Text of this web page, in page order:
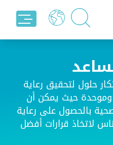
حلول لتحقيق رعاية
حيث يمكن أن
بالحصول على رعاية
لاتخاذ قرارات أفضل